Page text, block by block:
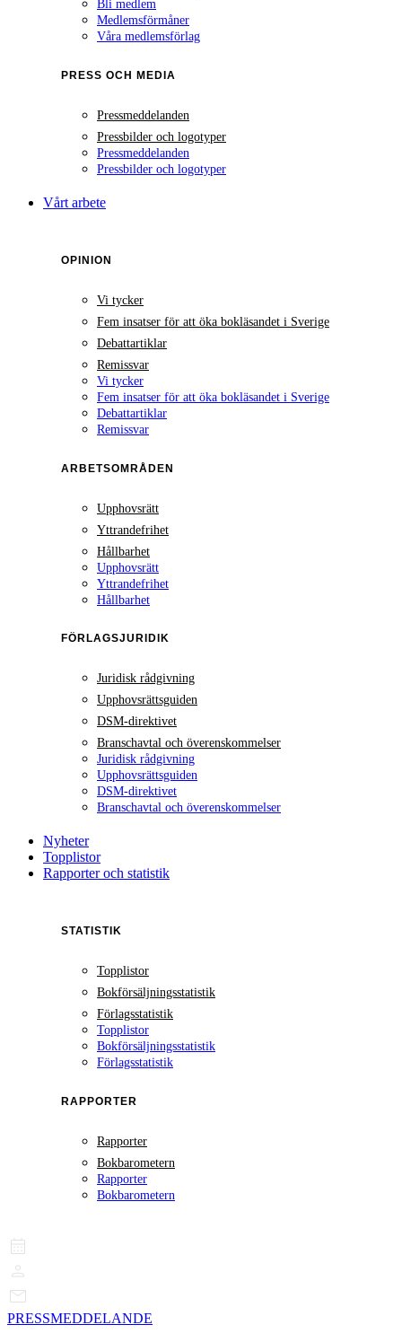
Bli medlem
Medlemsförmåner
Våra medlemsförlag
PRESS OCH MEDIA
Pressmeddelanden
Pressbilder och logotyper
Pressmeddelanden
Pressbilder och logotyper
Vårt arbete
OPINION
Vi tycker
Fem insatser för att öka bokläsandet i Sverige
Debattartiklar
Remissvar
Vi tycker
Fem insatser för att öka bokläsandet i Sverige
Debattartiklar
Remissvar
ARBETSOMRÅDEN
Upphovsrätt
Yttrandefrihet
Hållbarhet
Upphovsrätt
Yttrandefrihet
Hållbarhet
FÖRLAGSJURIDIK
Juridisk rådgivning
Upphovsrättsguiden
DSM-direktivet
Branschavtal och överenskommelser
Juridisk rådgivning
Upphovsrättsguiden
DSM-direktivet
Branschavtal och överenskommelser
Nyheter
Topplistor
Rapporter och statistik
STATISTIK
Topplistor
Bokförsäljningsstatistik
Förlagsstatistik
Topplistor
Bokförsäljningsstatistik
Förlagsstatistik
RAPPORTER
Rapporter
Bokbarometern
Rapporter
Bokbarometern
PRESSMEDDELANDE